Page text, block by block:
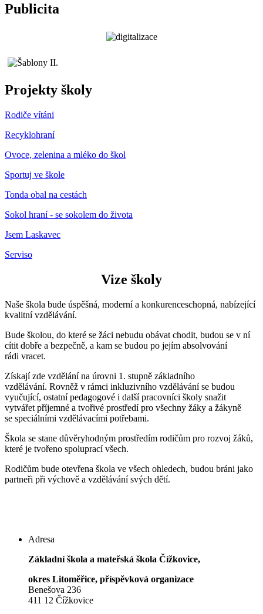
Publicita
Projekty školy
Rodiče vítáni
Recyklohraní
Ovoce, zelenina a mléko do škol
Sportuj ve škole
Tonda obal na cestách
Sokol hraní - se sokolem do života
Jsem Laskavec
Serviso
Vize školy
Naše škola bude úspěšná, moderní a konkurenceschopná, nabízející
kvalitní vzdělávání.
Bude školou, do které se žáci nebudu obávat chodit, budou se v ní
cítit dobře a bezpečně, a kam se budou po jejím absolvování
rádi vracet.
Získají zde vzdělání na úrovni 1. stupně základního
vzdělávání. Rovněž v rámci inkluzivního vzdělávání se budou
vyučující, ostatní pedagogové i další pracovníci školy snažit
vytvářet příjemné a tvořivé prostředí pro všechny žáky a žákyně
se speciálními vzdělávacími potřebami.
Škola se stane důvěryhodným prostředím rodičům pro rozvoj žáků,
které je tvořeno spoluprací všech.
Rodičům bude otevřena škola ve všech ohledech, budou bráni jako
partneři při výchově a vzdělávání svých dětí.
Adresa
Základní škola a mateřská škola Čížkovice,
okres Litoměřice, příspěvková organizace
Benešova 236
411 12 Čížkovice